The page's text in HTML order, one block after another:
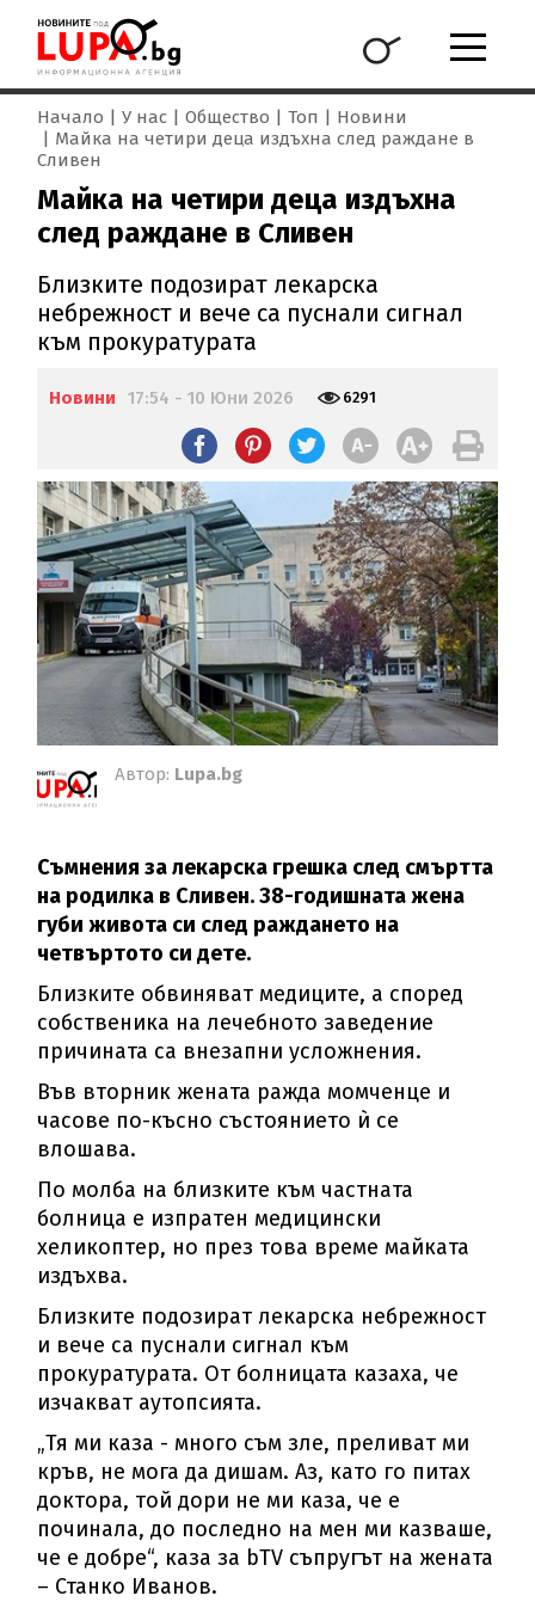
Начало У нас Общество Топ
Новини
Майка на четири деца издъхна след раждане в
Сливен
Майка на четири деца издъхна
след раждане в Сливен
Близките подозират лекарска
небрежност и вече са пуснали сигнал
към прокуратурата
Новини 17:54 - 10 Юни 2026 6291
Автор: Lupa.bg
Съмнения за лекарска грешка след смъртта
на родилка в Сливен. 38-годишната жена
губи живота си след раждането на
четвъртото си дете.
Близките обвиняват медиците, а според
собственика на лечебното заведение
причината са внезапни усложнения.
Във вторник жената ражда момченце и
часове по-късно състоянието ѝ се
влошава.
По молба на близките към частната
болница е изпратен медицински
хеликоптер, но през това време майката
издъхва.
Близките подозират лекарска небрежност
и вече са пуснали сигнал към
прокуратурата. От болницата казаха, че
изчакват аутопсията.
„Тя ми каза - много съм зле, преливат ми
кръв, не мога да дишам. Аз, като го питах
доктора, той дори не ми каза, че е
починала, до последно на мен ми казваше,
че е добре“, каза за bTV съпругът на жената
– Станко Иванов.